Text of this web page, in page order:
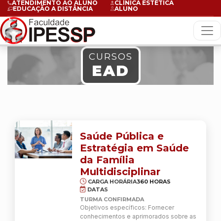
ATENDIMENTO AO ALUNO
CLÍNICA ESTÉTICA
EDUCAÇÃO A DISTÂNCIA
ALUNO
CURSOS
EAD
Saúde Pública e
Estratégia em Saúde
da Família
Multidisciplinar
CARGA HORÁRIA360 HORAS
DATAS
TURMA CONFIRMADA
Objetivos específicos: Fornecer
conhecimentos e aprimorados sobre as